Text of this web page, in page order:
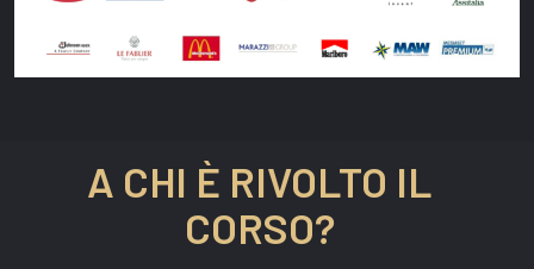
A CHI È RIVOLTO IL
CORSO?